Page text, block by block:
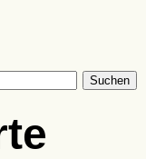
Suchen